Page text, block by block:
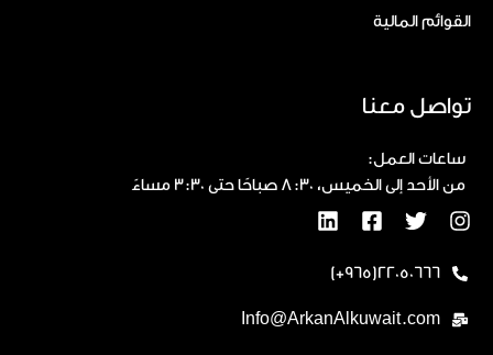
القوائم المالية
تواصل معنا
ساعات العمل:
من الأحد إلى الخميس، 8:30 صباحًا حتى 3:30 مساءً
22050666(965+)
Info@ArkanAlkuwait.com